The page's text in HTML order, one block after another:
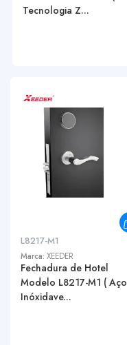
Tecnologia Z...
L8217-M1
Marca: XEEDER
Fechadura de Hotel
Modelo L8217-M1 ( Aço
Inóxidave...